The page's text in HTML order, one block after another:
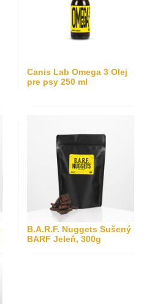
Canis Lab Omega 3 Olej
pre psy 250 ml
B.A.R.F. Nuggets Sušený
BARF Jeleň, 300g